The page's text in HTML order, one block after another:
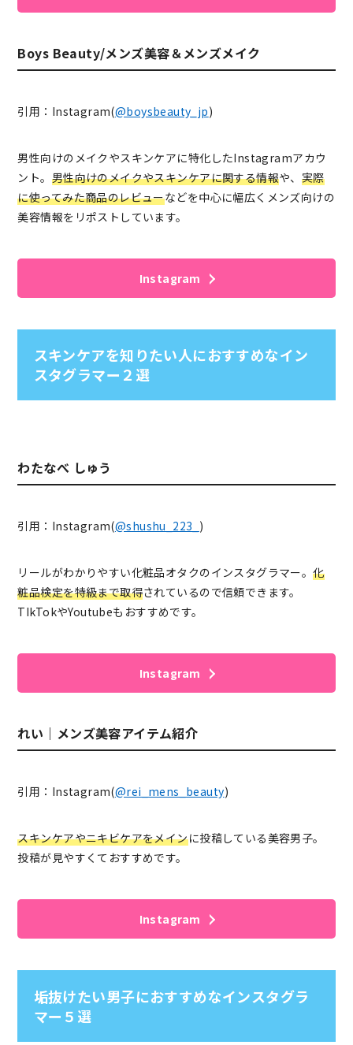
Boys Beauty/メンズ美容＆メンズメイク
引用：Instagram(@boysbeauty_jp)
男性向けのメイクやスキンケアに特化したInstagramアカウ
ント。 男性向けのメイクやスキンケアに関する情報や、 実際
に使ってみた商品のレビューなどを中心に幅広くメンズ向けの
美容情報をリポストしています。
Instagram
スキンケアを知りたい人におすすめなイン
スタグラマー２選
わたなべ しゅう
引用：Instagram(@shushu_223_ )
リールがわかりやすい化粧品オタクのインスタグラマー。化
粧品検定を特級まで取得されているので信頼できます。
TIkTokやYoutubeもおすすめです。
Instagram
れい｜メンズ美容アイテム紹介
引用：Instagram(@rei_mens_beauty)
スキンケアやニキビケアをメインに投稿している美容男子。
投稿が見やすくておすすめです。
Instagram
垢抜けたい男子におすすめなインスタグラ
マー５選